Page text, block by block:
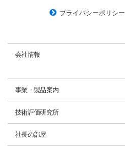
プライバシーポリシー
会社情報
事業・製品案内
技術評価研究所
社長の部屋